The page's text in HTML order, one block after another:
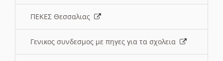
ΠΕΚΕΣ Θεσσαλιας
Γενικος συνδεσμος με πηγες για τα σχολεια